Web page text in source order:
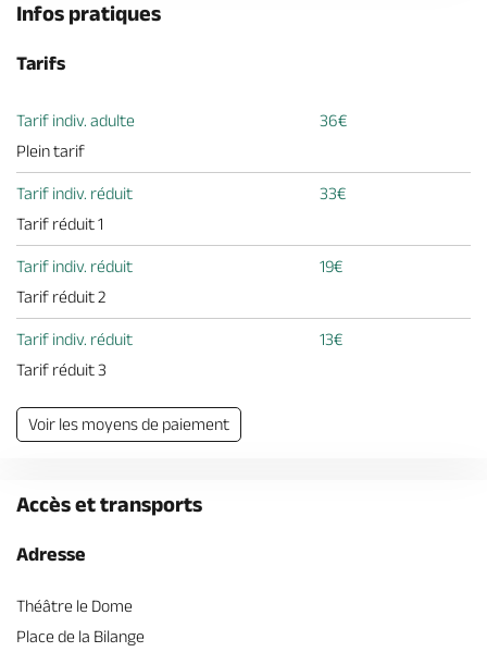
Infos pratiques
Tarifs
Tarif indiv. adulte
36€
Plein tarif
Tarif indiv. réduit
33€
Tarif réduit 1
Tarif indiv. réduit
19€
Tarif réduit 2
Tarif indiv. réduit
13€
Tarif réduit 3
Voir les moyens de paiement
Accès et transports
Adresse
Théâtre le Dome
Place de la Bilange